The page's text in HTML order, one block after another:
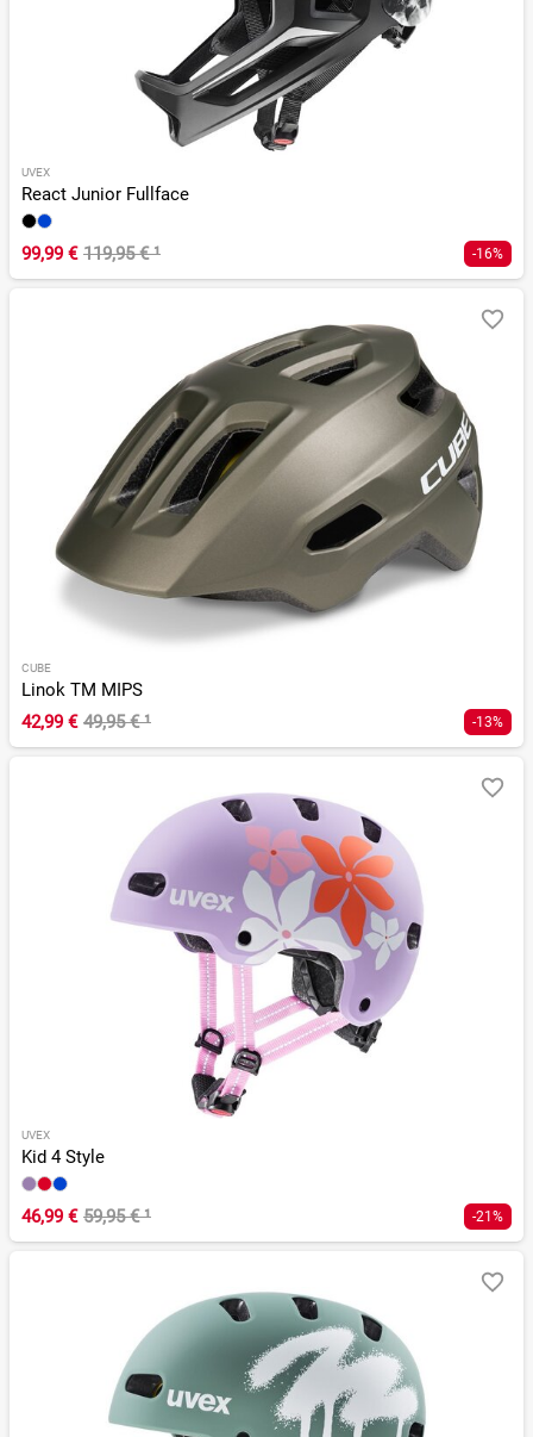
UVEX
React Junior Fullface
99,99 € 119,95 €¹ -16%
CUBE
Linok TM MIPS
42,99 € 49,95 €¹ -13%
UVEX
Kid 4 Style
46,99 € 59,95 €¹ -21%